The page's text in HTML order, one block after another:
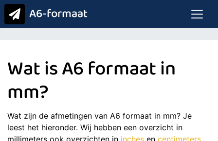
A6-formaat
Wat is A6 formaat in
mm?
Wat zijn de afmetingen van A6 formaat in mm? Je
leest het hieronder. Wij hebben een overzicht in
millimeters ook overzichten in inches en centimeters.